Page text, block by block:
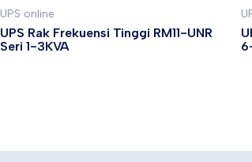
UPS online
UPS Rak Frekuensi Tinggi RM11-UNR
Seri 1-3KVA